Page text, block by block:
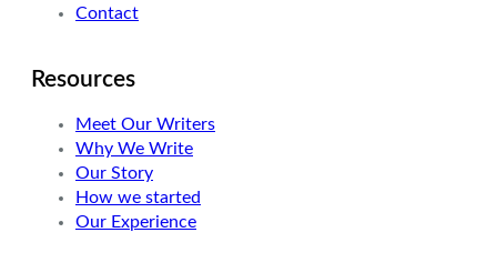
Contact
Resources
Meet Our Writers
Why We Write
Our Story
How we started
Our Experience